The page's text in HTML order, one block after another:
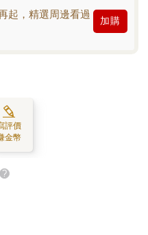
起，精選周邊看過
加購
評價
金幣
?